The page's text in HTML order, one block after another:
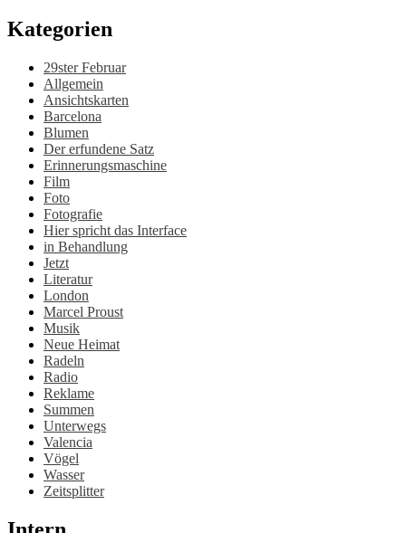
Kategorien
29ster Februar
Allgemein
Ansichtskarten
Barcelona
Blumen
Der erfundene Satz
Erinnerungsmaschine
Film
Foto
Fotografie
Hier spricht das Interface
in Behandlung
Jetzt
Literatur
London
Marcel Proust
Musik
Neue Heimat
Radeln
Radio
Reklame
Summen
Unterwegs
Valencia
Vögel
Wasser
Zeitsplitter